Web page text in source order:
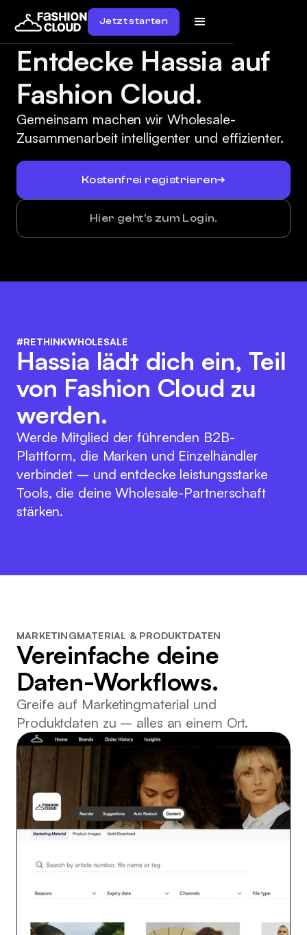
Jetzt starten
Entdecke Hassia auf
Fashion Cloud.
Gemeinsam machen wir Wholesale-
Zusammenarbeit intelligenter und effizienter.
Kostenfrei registrieren
Hier geht's zum Login.
#RETHINKWHOLESALE
Hassia lädt dich ein, Teil
von Fashion Cloud zu
werden.
Werde Mitglied der führenden B2B-
Plattform, die Marken und Einzelhändler
verbindet – und entdecke leistungsstarke
Tools, die deine Wholesale-Partnerschaft
stärken.
MARKETINGMATERIAL & PRODUKTDATEN
Vereinfache deine
Daten-Workflows.
Greife auf Marketingmaterial und
Produktdaten zu – alles an einem Ort.